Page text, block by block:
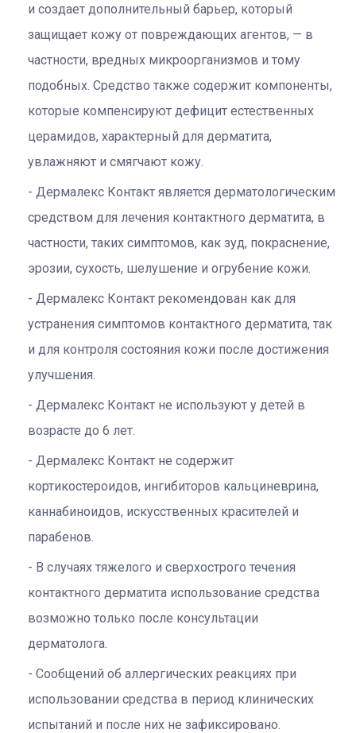
и создает дополнительный барьер, который
защищает кожу от повреждающих агентов, — в
частности, вредных микроорганизмов и тому
подобных. Средство также содержит компоненты,
которые компенсируют дефицит естественных
церамидов, характерный для дерматита,
увлажняют и смягчают кожу.
Дермалекс Контакт является дерматологическим
средством для лечения контактного дерматита, в
частности, таких симптомов, как зуд, покраснение,
эрозии, сухость, шелушение и огрубение кожи.
Дермалекс Контакт рекомендован как для
устранения симптомов контактного дерматита, так
и для контроля состояния кожи после достижения
улучшения.
Дермалекс Контакт не используют у детей в
возрасте до 6 лет.
Дермалекс Контакт не содержит
кортикостероидов, ингибиторов кальциневрина,
каннабиноидов, искусственных красителей и
парабенов.
В случаях тяжелого и сверхострого течения
контактного дерматита использование средства
возможно только после консультации
дерматолога.
Сообщений об аллергических реакциях при
использовании средства в период клинических
испытаний и после них не зафиксировано.